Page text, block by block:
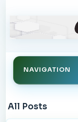
NAVIGATION
All Posts